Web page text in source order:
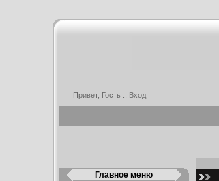
Привет, Гость :: Вход
Главное меню